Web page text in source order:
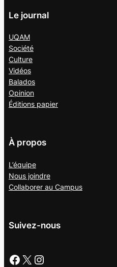
Le journal
UQAM
Société
Culture
Vidéos
Balados
Opinion
Éditions papier
À propos
L’équipe
Nous joindre
Collaborer au Campus
Suivez-nous
Facebook X Instagram